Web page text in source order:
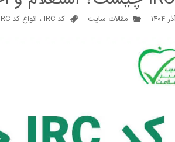
مقالات سایت کد IRC ، انواع کد IRC